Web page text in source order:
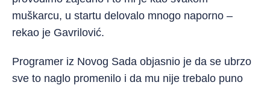
muškarcu, u startu delovalo mnogo naporno –
rekao je Gavrilović.
Programer iz Novog Sada objasnio je da se ubrzo
sve to naglo promenilo i da mu nije trebalo puno